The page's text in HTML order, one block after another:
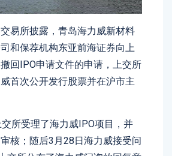
易所披露，青岛海力威新材料
和保荐机构东亚前海证券向上
回IPO申请文件的申请，上交所
首次公开发行股票并在沪市主
所受理了海力威IPO项目，并
核；随后3月28日海力威接受问